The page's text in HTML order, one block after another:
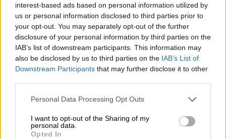
interest-based ads based on personal information utilized by
us or personal information disclosed to third parties prior to
your opt-out. You may separately opt-out of the further
disclosure of your personal information by third parties on the
IAB’s list of downstream participants. This information may
also be disclosed by us to third parties on the IAB’s List of
Downstream Participants that may further disclose it to other
Please note that this website/app uses one or more Google
not limited to your visit or usage behaviour. You may click to
grant or deny consent to Google and its third-party tags to
Personal Data Processing Opt Outs
I want to opt-out of the Sharing of my
personal data.
Opted In
Κόσμος|13.01.2022 11:30
Κορονοϊός: 77.722 κρούσματα στην
Τουρκία – Η Όμικρον θερίζει
σχέση με τα ιστορικά γεγονότα», είπε, ενώ
συνέχισε λέγοντας « δυστυχώς, η πλευρά που
προσπάθησε να εισβάλει στη χώρα μας, στα